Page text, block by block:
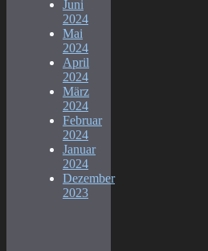
Juni
2024
Mai
2024
April
2024
März
2024
Februar
2024
Januar
2024
Dezember
2023